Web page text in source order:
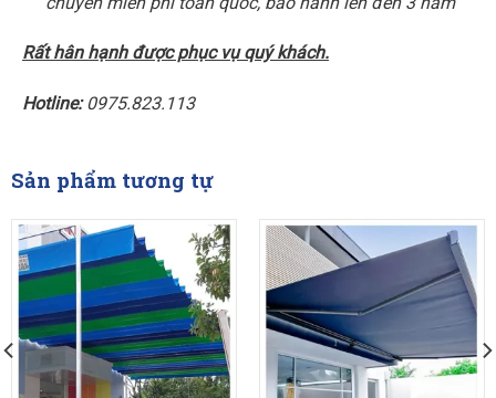
Rất hân hạnh được phục vụ quý khách.
Hotline:0975.823.113
Sản phẩm tương tự